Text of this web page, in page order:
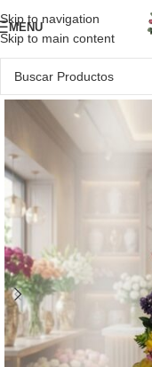
Skip to navigation
Skip to main content
MENU